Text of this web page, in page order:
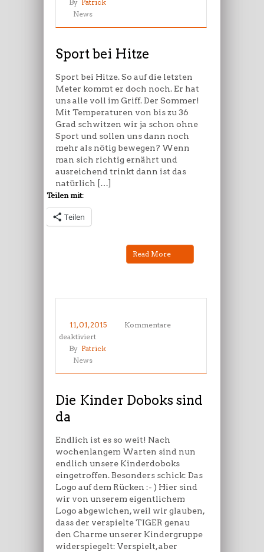
Hitze
By Patrick
News
Sport bei Hitze
Sport bei Hitze. So auf die letzten
Meter kommt er doch noch. Er hat
uns alle voll im Griff. Der Sommer!
Mit Temperaturen von bis zu 36
Grad schwitzen wir ja schon ohne
Sport und sollen uns dann noch
mehr als nötig bewegen? Wenn
man sich richtig ernährt und
ausreichend trinkt dann ist das
natürlich […]
Teilen mit:
Teilen
Read More
11, 01, 2015
Kommentare
deaktiviertfür
Die
Doboks
By Patrick
News
Die Kinder Doboks sind
da
Endlich ist es so weit! Nach
wochenlangem Warten sind nun
endlich unsere Kinderdoboks
eingetroffen. Besonders schick: Das
Logo auf dem Rücken :- ) Hier sind
wir von unserem eigentlichem
Logo abgewichen, weil wir glauben,
dass der verspielte TIGER genau
den Charme unserer Kindergruppe
widerspiegelt: Verspielt, aber